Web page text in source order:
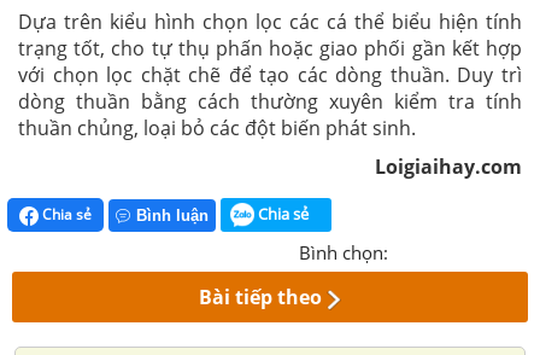
Dựa trên kiểu hình chọn lọc các cá thể biểu hiện tính
trạng tốt, cho tự thụ phấn hoặc giao phối gần kết hợp
với chọn lọc chặt chẽ để tạo các dòng thuần. Duy trì
dòng thuần bằng cách thường xuyên kiểm tra tính
thuần chủng, loại bỏ các đột biến phát sinh.
Loigiaihay.com
Chia sẻ Bình luận Chia sẻ
Bình chọn:
Bài tiếp theo